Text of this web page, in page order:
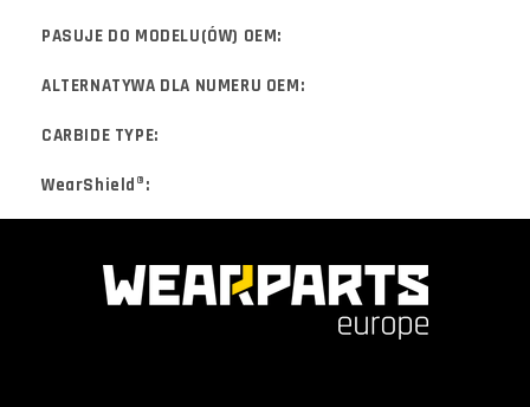
PASUJE DO MODELU(ÓW) OEM:
ALTERNATYWA DLA NUMERU OEM:
CARBIDE TYPE:
WearShield®: